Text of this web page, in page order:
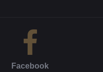
Facebook